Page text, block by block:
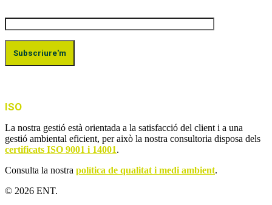
ISO
La nostra gestió està orientada a la satisfacció del client i a una
gestió ambiental eficient, per això la nostra consultoria disposa dels
certificats ISO 9001 i 14001.
Consulta la nostra política de qualitat i medi ambient.
© 2026 ENT.